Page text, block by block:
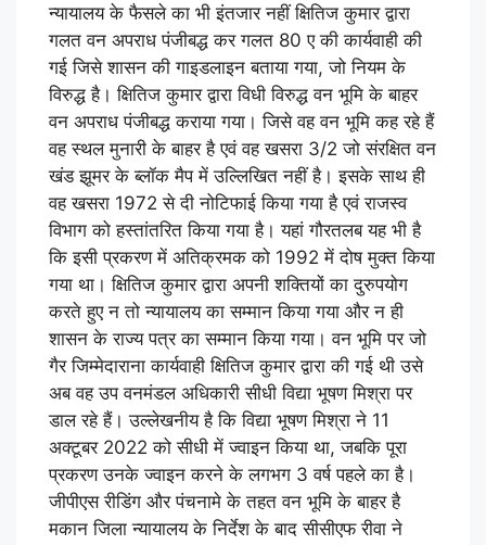
न्यायालय के फैसले का भी इंतजार नहीं क्षितिज कुमार द्वारा
गलत वन अपराध पंजीबद्ध कर गलत 80 ए की कार्यवाही की
गई जिसे शासन की गाइडलाइन बताया गया, जो नियम के
विरुद्ध है। क्षितिज कुमार द्वारा विधी विरुद्ध वन भूमि के बाहर
वन अपराध पंजीबद्ध कराया गया। जिसे वह वन भूमि कह रहे हैं
वह स्थल मुनारी के बाहर है एवं वह खसरा 3/2 जो संरक्षित वन
खंड झूमर के ब्लॉक मैप में उल्लिखित नहीं है। इसके साथ ही
वह खसरा 1972 से दी नोटिफाई किया गया है एवं राजस्व
विभाग को हस्तांतरित किया गया है। यहां गौरतलब यह भी है
कि इसी प्रकरण में अतिक्रमक को 1992 में दोष मुक्त किया
गया था। क्षितिज कुमार द्वारा अपनी शक्तियों का दुरुपयोग
करते हुए न तो न्यायालय का सम्मान किया गया और न ही
शासन के राज्य पत्र का सम्मान किया गया। वन भूमि पर जो
गैर जिम्मेदाराना कार्यवाही क्षितिज कुमार द्वारा की गई थी उसे
अब वह उप वनमंडल अधिकारी सीधी विद्या भूषण मिश्रा पर
डाल रहे हैं। उल्लेखनीय है कि विद्या भूषण मिश्रा ने 11
अक्टूबर 2022 को सीधी में ज्वाइन किया था, जबकि पूरा
प्रकरण उनके ज्वाइन करने के लगभग 3 वर्ष पहले का है।
जीपीएस रीडिंग और पंचनामे के तहत वन भूमि के बाहर है
मकान जिला न्यायालय के निर्देश के बाद सीसीएफ रीवा ने